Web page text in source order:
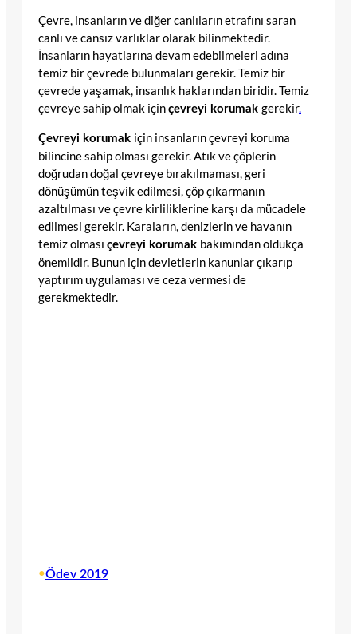
Çevre, insanların ve diğer canlıların etrafını saran
canlı ve cansız varlıklar olarak bilinmektedir.
İnsanların hayatlarına devam edebilmeleri adına
temiz bir çevrede bulunmaları gerekir. Temiz bir
çevrede yaşamak, insanlık haklarından biridir. Temiz
çevreye sahip olmak için çevreyi korumak gerekir.
Çevreyi korumak için insanların çevreyi koruma
bilincine sahip olması gerekir. Atık ve çöplerin
doğrudan doğal çevreye bırakılmaması, geri
dönüşümün teşvik edilmesi, çöp çıkarmanın
azaltılması ve çevre kirliliklerine karşı da mücadele
edilmesi gerekir. Karaların, denizlerin ve havanın
temiz olması çevreyi korumak bakımından oldukça
önemlidir. Bunun için devletlerin kanunlar çıkarıp
yaptırım uygulaması ve ceza vermesi de
gerekmektedir.
•Ödev 2019